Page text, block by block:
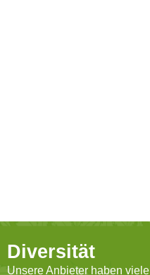
Diversität
Unsere Anbieter haben viele